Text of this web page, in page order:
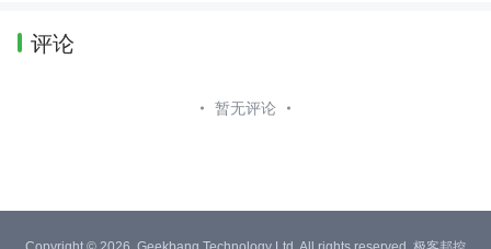
评论
暂无评论